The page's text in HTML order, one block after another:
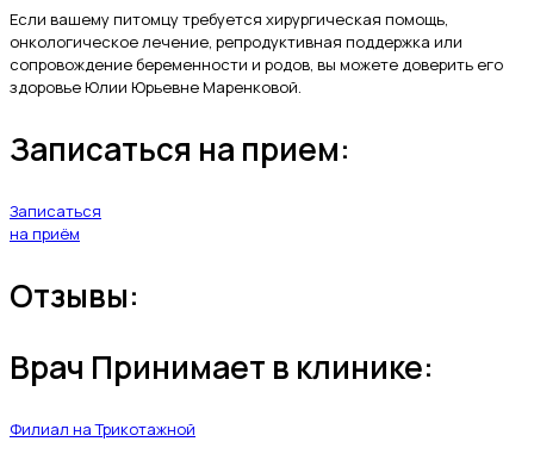
Если вашему питомцу требуется хирургическая помощь,
онкологическое лечение, репродуктивная поддержка или
сопровождение беременности и родов, вы можете доверить его
здоровье Юлии Юрьевне Маренковой.
Записаться на прием:
Записаться
на приём
Отзывы:
Врач Принимает в клинике:
Филиал на Трикотажной